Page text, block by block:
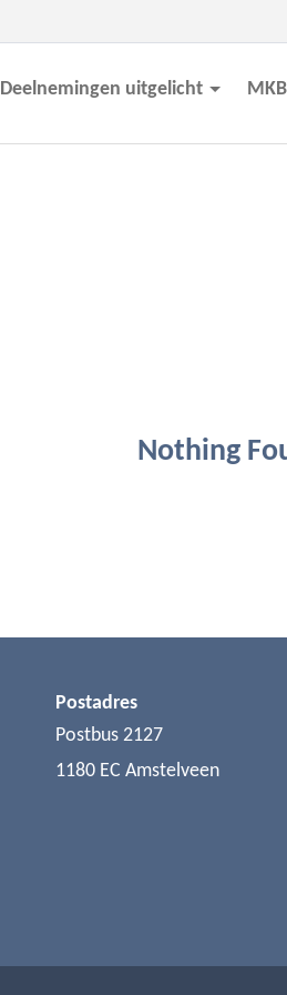
Deelnemingen uitgelicht
Nothing
Postadres
Postbus 2127
1180 EC Amstelveen